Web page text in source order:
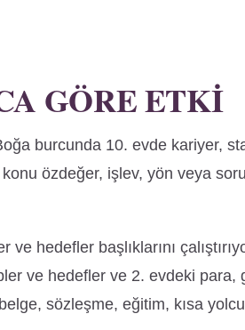
GÖRE ETKI
burcunda 10. evde kariyer,
konu özdeğer, işlev, yön veya
hedefler başlıklarını
ve hedefler ve 2. evdeki para,
sözleşme, eğitim, kısa